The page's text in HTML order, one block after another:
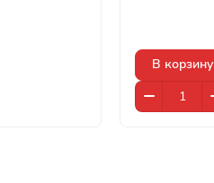
В корзину